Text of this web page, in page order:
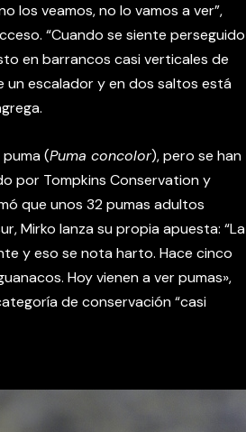
los veamos, no lo vamos a ver”,
“Cuando se siente perseguido
en barrancos casi verticales de
escalador y en dos saltos está
(Puma concolor), pero se han
por Tompkins Conservation y
que unos 32 pumas adultos
Mirko lanza su propia apuesta: “La
y eso se nota harto. Hace cinco
Hoy vienen a ver pumas»,
de conservación “casi